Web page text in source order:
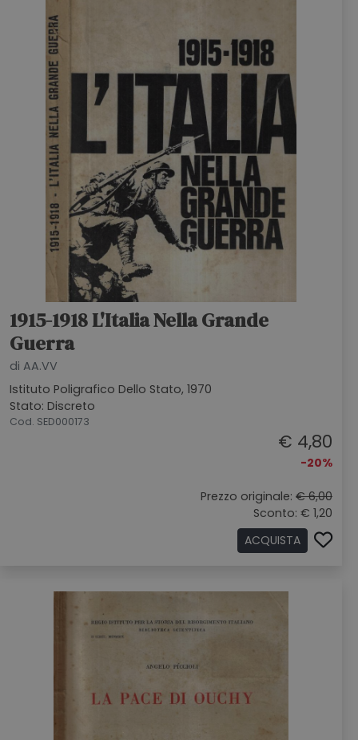
1915-1918 L'Italia Nella Grande
Guerra
di AA.VV
Istituto Poligrafico Dello Stato, 1970
Stato: Discreto
Cod. SED000173
€ 4,80
-20%
Prezzo originale: € 6,00
Sconto: € 1,20
ACQUISTA